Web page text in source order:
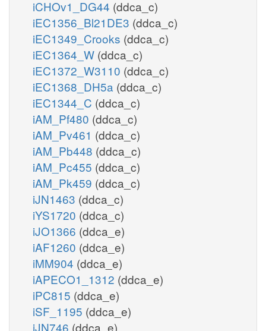
iCHOv1_DG44 (ddca_c)
iEC1356_Bl21DE3 (ddca_c)
iEC1349_Crooks (ddca_c)
iEC1364_W (ddca_c)
iEC1372_W3110 (ddca_c)
iEC1368_DH5a (ddca_c)
iEC1344_C (ddca_c)
iAM_Pf480 (ddca_c)
iAM_Pv461 (ddca_c)
iAM_Pb448 (ddca_c)
iAM_Pc455 (ddca_c)
iAM_Pk459 (ddca_c)
iJN1463 (ddca_c)
iYS1720 (ddca_c)
iJO1366 (ddca_e)
iAF1260 (ddca_e)
iMM904 (ddca_e)
iAPECO1_1312 (ddca_e)
iPC815 (ddca_e)
iSF_1195 (ddca_e)
iJN746 (ddca_e)